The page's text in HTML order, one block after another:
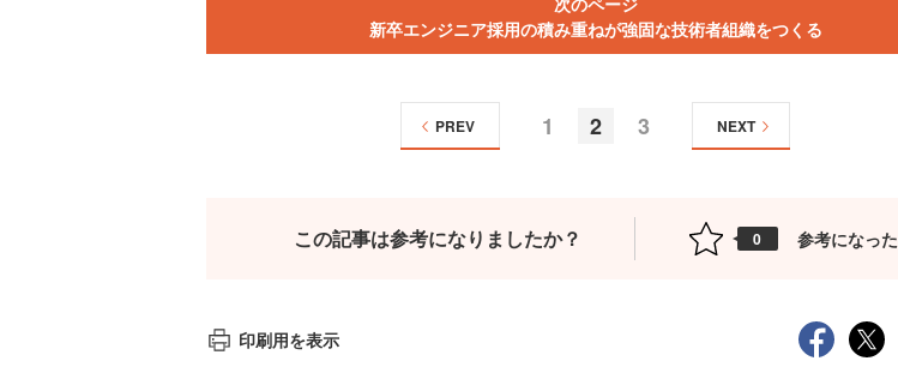
新卒エンジニア採用の積み重ねが強固な技術者組織をつくる
1 2 3
PREV NEXT
この記事は参考になりましたか？ 0 参考になった
印刷用を表示